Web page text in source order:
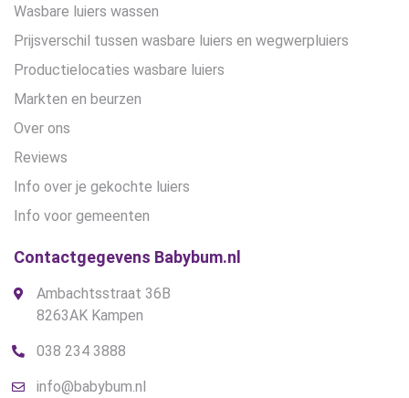
Wasbare luiers wassen
Prijsverschil tussen wasbare luiers en wegwerpluiers
Productielocaties wasbare luiers
Markten en beurzen
Over ons
Reviews
Info over je gekochte luiers
Info voor gemeenten
Contactgegevens Babybum.nl
Ambachtsstraat 36B
8263AK Kampen
038 234 3888
info@babybum.nl